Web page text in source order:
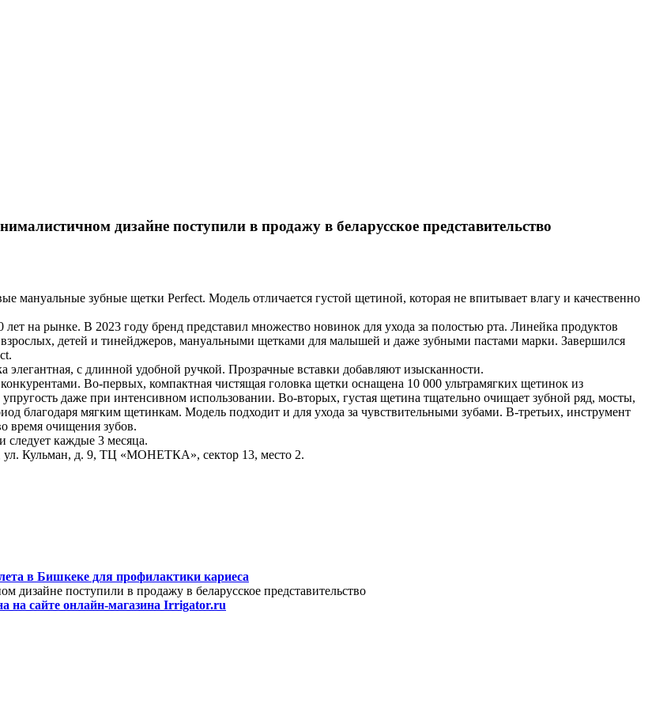
дизайне поступили в продажу в беларусское представительство
мануальные зубные щетки Perfect. Модель отличается густой щетиной, которая не впитывает влагу и качественно
на рынке. В 2023 году бренд представил множество новинок для ухода за полостью рта. Линейка продуктов
детей и тинейджеров, мануальными щетками для малышей и даже зубными пастами марки. Завершился
с длинной удобной ручкой. Прозрачные вставки добавляют изысканности.
Во-первых, компактная чистящая головка щетки оснащена 10 000 ультрамягких щетинок из
даже при интенсивном использовании. Во-вторых, густая щетина тщательно очищает зубной ряд, мосты,
благодаря мягким щетинкам. Модель подходит и для ухода за чувствительными зубами. В-третьих, инструмент
время очищения зубов.
каждые 3 месяца.
ул. Кульман, д. 9, ТЦ «МОНЕТКА», сектор 13, место 2.
в Бишкеке для профилактики кариеса
поступили в продажу в беларусское представительство
на сайте онлайн-магазина Irrigator.ru